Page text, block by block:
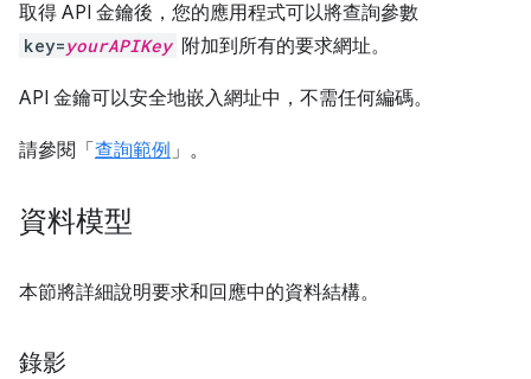
取得 API 金鑰後，您的應用程式可以將查詢參數
key=yourAPIKey 附加到所有的要求網址。
API 金鑰可以安全地嵌入網址中，不需任何編碼。
請參閱「 查詢範例 」。
資料模型
本節將詳細說明要求和回應中的資料結構。
錄影